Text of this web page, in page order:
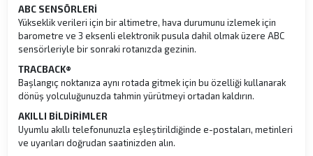
ABC SENSÖRLERİ
Yükseklik verileri için bir altimetre, hava durumunu izlemek için
barometre ve 3 eksenli elektronik pusula dahil olmak üzere ABC
sensörleriyle bir sonraki rotanızda gezinin.
TRACBACK®
Başlangıç ​​noktanıza aynı rotada gitmek için bu özelliği kullanarak
dönüş yolculuğunuzda tahmin yürütmeyi ortadan kaldırın.
AKILLI BİLDİRİMLER
Uyumlu akıllı telefonunuzla eşleştirildiğinde e-postaları, metinleri
ve uyarıları doğrudan saatinizden alın.